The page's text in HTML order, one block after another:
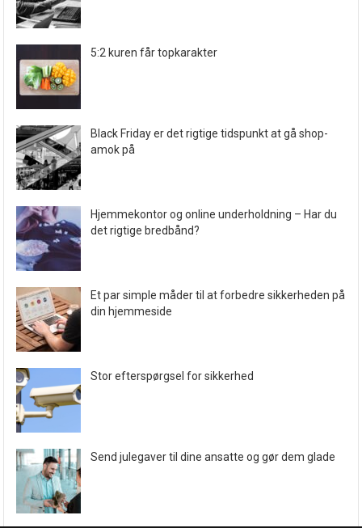
5:2 kuren får topkarakter
Black Friday er det rigtige tidspunkt at gå shop-
amok på
Hjemmekontor og online underholdning – Har du
det rigtige bredbånd?
Et par simple måder til at forbedre sikkerheden på
din hjemmeside
Stor efterspørgsel for sikkerhed
Send julegaver til dine ansatte og gør dem glade